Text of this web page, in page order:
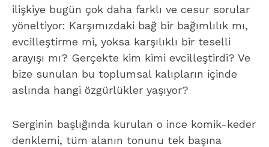
ilişkiye bugün çok daha farklı ve cesur sorular
yöneltiyor: Karşımızdaki bağ bir bağımlılık mı,
evcilleştirme mi, yoksa karşılıklı bir teselli
arayışı mı? Gerçekte kim kimi evcilleştirdi? Ve
bize sunulan bu toplumsal kalıpların içinde
aslında hangi özgürlükler yaşıyor?
Serginin başlığında kurulan o ince komik-keder
denklemi, tüm alanın tonunu tek başına